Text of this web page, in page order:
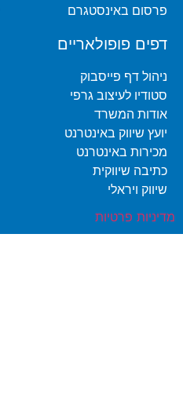
פרסום באינסטגרם
דפים פופולאריים
ניהול דף פייסבוק
סטודיו לעיצוב גרפי
אודות המשרד
יועץ שיווק באינטרנט
מכירות באינטרנט
כתיבה שיווקית
שיווק ויראלי
מדיניות פרטיות